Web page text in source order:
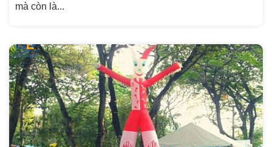
mà còn là...